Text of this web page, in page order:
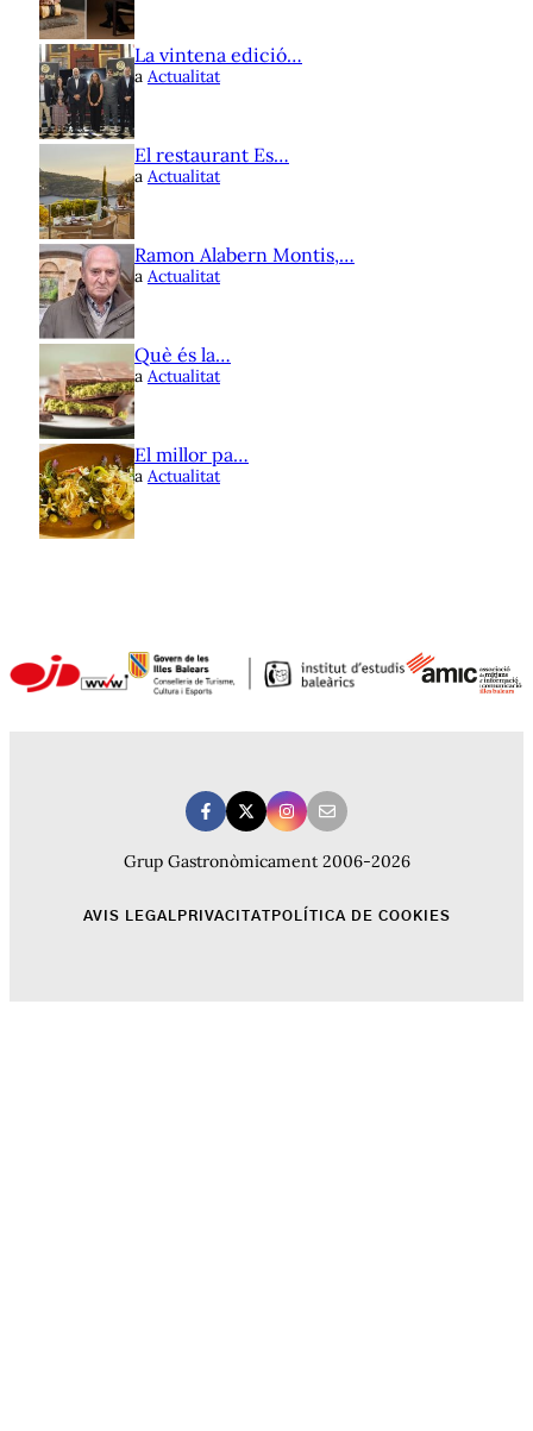
La vintena edició…
a Actualitat
El restaurant Es…
a Actualitat
Ramon Alabern Montis,…
a Actualitat
Què és la…
a Actualitat
El millor pa…
a Actualitat
Grup Gastronòmicament 2006-2026
AVIS LEGAL PRIVACITAT POLÍTICA DE COOKIES